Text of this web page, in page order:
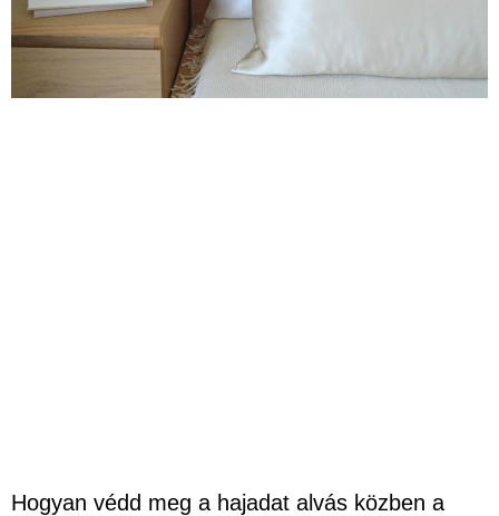
Hogyan védd meg a hajadat alvás közben a